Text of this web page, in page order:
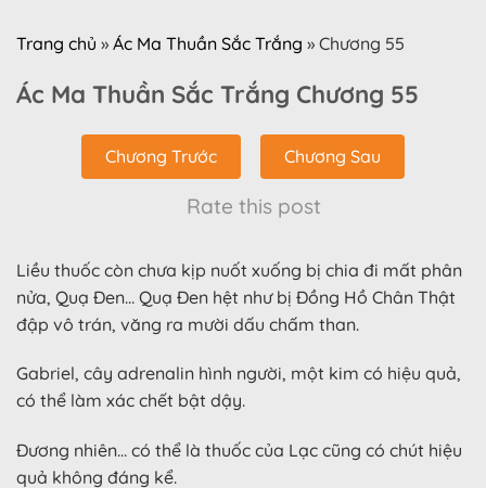
Trang chủ » Ác Ma Thuần Sắc Trắng » Chương 55
Ác Ma Thuần Sắc Trắng Chương 55
Chương Trước Chương Sau
Rate this post
Liều thuốc còn chưa kịp nuốt xuống bị chia đi mất phân
nửa, Quạ Đen… Quạ Đen hệt như bị Đồng Hồ Chân Thật
đập vô trán, văng ra mười dấu chấm than.
Gabriel, cây adrenalin hình người, một kim có hiệu quả,
có thể làm xác chết bật dậy.
Đương nhiên… có thể là thuốc của Lạc cũng có chút hiệu
quả không đáng kể.